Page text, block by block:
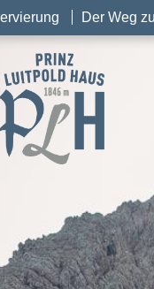
Der Weg